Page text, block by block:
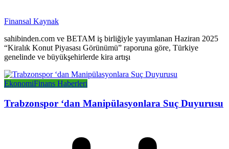
Finansal Kaynak
sahibinden.com ve BETAM iş birliğiyle yayımlanan Haziran 2025
“Kiralık Konut Piyasası Görünümü” raporuna göre, Türkiye
genelinde ve büyükşehirlerde kira artışı
EkonomiFinans Haberleri
Trabzonspor ‘dan Manipülasyonlara Suç Duyurusu